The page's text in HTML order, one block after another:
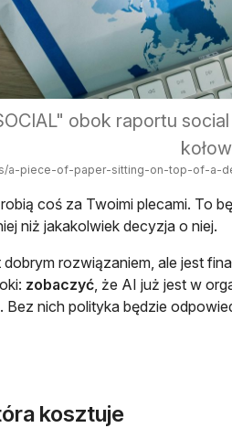
obok raportu
a-piece-of-paper-sitting-on-top-of-a-
coś za Twoimi plecami. To
niż jakakolwiek decyzja o niej.
rozwiązaniem, ale jest
zobaczyć, że AI już jest w
Bez nich polityka będzie
kosztuje